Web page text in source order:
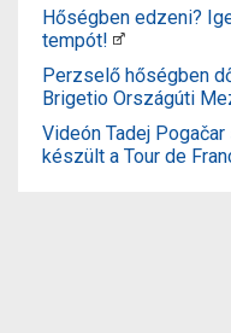
Hőségben edzeni?
tempót!
Perzselő hőségben
Brigetio Országúti
Videón Tadej
készült a Tour de